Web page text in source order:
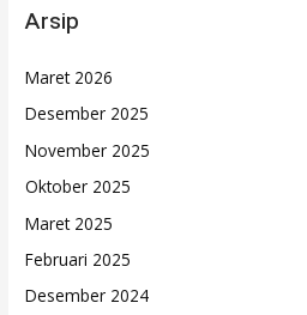
Arsip
Maret 2026
Desember 2025
November 2025
Oktober 2025
Maret 2025
Februari 2025
Desember 2024